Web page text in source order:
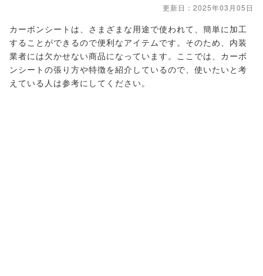
更新日：2025年03月05日
カーボンシートは、さまざまな用途で使われて、簡単に加工
することができるので便利なアイテムです。そのため、内装
業者には欠かせない商品になっています。ここでは、カーボ
ンシートの張り方や特徴を紹介しているので、使いたいと考
えている人は参考にしてください。